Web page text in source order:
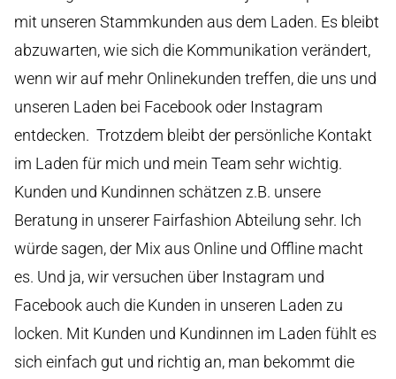
mit unseren Stammkunden aus dem Laden. Es bleibt
abzuwarten, wie sich die Kommunikation verändert,
wenn wir auf mehr Onlinekunden treffen, die uns und
unseren Laden bei Facebook oder Instagram
entdecken. Trotzdem bleibt der persönliche Kontakt
im Laden für mich und mein Team sehr wichtig.
Kunden und Kundinnen schätzen z.B. unsere
Beratung in unserer Fairfashion Abteilung sehr. Ich
würde sagen, der Mix aus Online und Offline macht
es. Und ja, wir versuchen über Instagram und
Facebook auch die Kunden in unseren Laden zu
locken. Mit Kunden und Kundinnen im Laden fühlt es
sich einfach gut und richtig an, man bekommt die